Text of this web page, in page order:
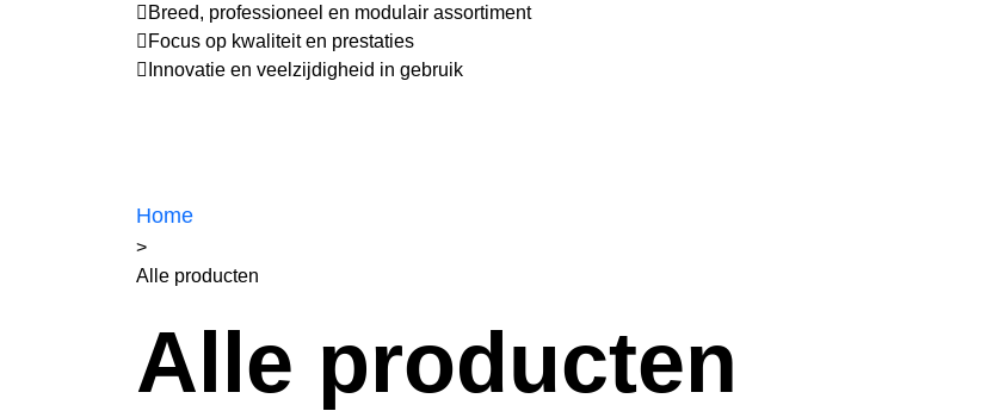
Breed, professioneel en modulair assortiment
Focus op kwaliteit en prestaties
Innovatie en veelzijdigheid in gebruik
Home
>
Alle producten
Alle producten